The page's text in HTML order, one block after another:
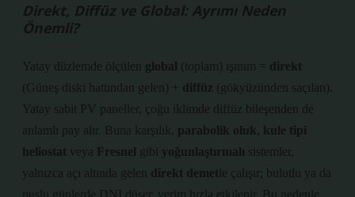
Direkt, Diffüz ve Global: Ayrımı Neden
Önemli?
Yatay düzlemde ölçülen global (toplam) ışınım = direkt
(Güneş diski hattından gelen) + diffüz (gökyüzünden saçılan).
Yatay sabit PV paneller, çoğu iklimde diffüz bileşenden de
anlamlı pay alır. Buna karşılık, parabolik oluk
kule tipi
heliostat veya Fresnel gibi yoğunlaştırmalı sistemler,
yalnızca açı altında gelen direkt demet le çalışır; bulutlu ya da
puslu günlerde DNI düşer, verim hızla etkilenir. Bu nedenle